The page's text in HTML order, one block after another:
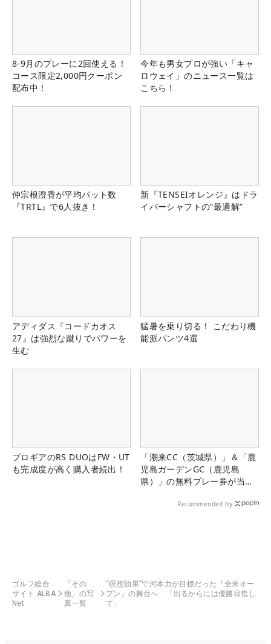
8-9月のプレーに2回使える！
コース限定2,000円クーポン
配布中！
今年も男女プロが強い「キャ
ロウェイ」のニュース一覧は
こちら！
仲宗根澄香が平均パット数
『TRTL』で6人抜き！
新『TENSEIオレンジ』はドラ
イバーシャフトの“最適解”
アディダス『コードカオス
27』は強烈な蹴りでパワーを
生む
猛暑を乗り切る！ こだわり機
能派パンツ4選
プロギアのRS DUOはFW・UT
も完成度が高く購入者続出！
「潮来CC（茨城県）」＆「鹿
児島ガーデンGC（鹿児島
県）」の無料プレー券が当た
Recommended by
ゴルフ総合
サイト ALBA
Net
「その
他」の写
真一覧
“瞑想効果”で河本力が目標だった『全米オー
プン』の舞台へ 「出るからには優勝目指し
て」